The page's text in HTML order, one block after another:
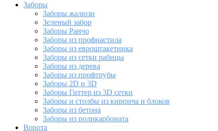
Заборы
Заборы жалюзи
Зеленый забор
Заборы Ранчо
Заборы из профнастила
Заборы из евроштакетника
Заборы из сетки рабицы
Заборы из дерева
Заборы из профтрубы
Заборы 2D и 3D
Заборы Гиттер из 3D сетки
Заборы и столбы из кирпича и блоков
Заборы из бетона
Заборы из поликарбоната
Ворота